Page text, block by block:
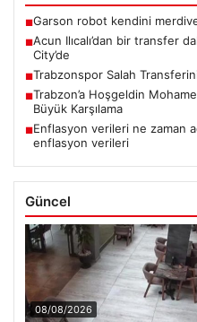
■Garson robot kendini
■Acun Ilıcalı’dan bir transfer
City’de
■Trabzonspor Salah
■Trabzon’a Hoşgeldin
Büyük Karşılama
■Enflasyon verileri ne zaman
enflasyon verileri
Güncel
08/08/2026